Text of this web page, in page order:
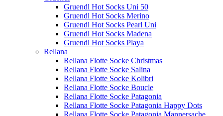
Gruendl Hot Socks Uni 50
Gruendl Hot Socks Merino
Gruendl Hot Socks Pearl Uni
Gruendl Hot Socks Madena
Gruendl Hot Socks Playa
Rellana
Rellana Flotte Socke Christmas
Rellana Flotte Socke Salina
Rellana Flotte Socke Kolibri
Rellana Flotte Socke Boucle
Rellana Flotte Socke Patagonia
Rellana Flotte Socke Patagonia Happy Dots